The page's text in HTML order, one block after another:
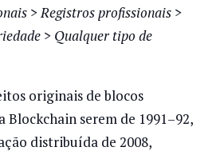
> Registros profissionais >
> Qualquer tipo de
originais de blocos
serem de 1991–92,
distribuída de 2008,